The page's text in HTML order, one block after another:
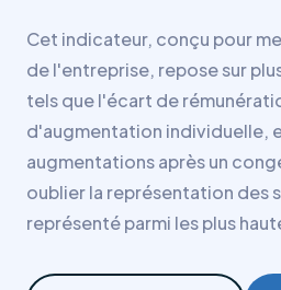
GEDIA
Innovation
grids
&
énergétique
Bientôt
Plateforme
Cet indicateur, conçu pour
de l'entreprise, repose sur
tels que l'écart de
d'augmentation individuelle,
augmentations après un
oublier la représentation des
représenté parmi les plus